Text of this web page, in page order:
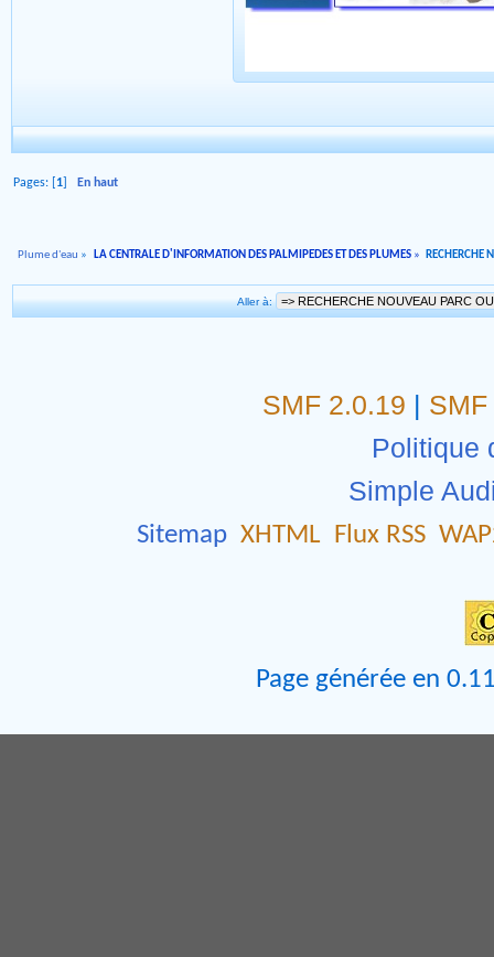
Pages: [ 1 En haut
Plume d'eau » LA CENTRALE D'INFORMATION DES PALMIPEDES ET DES PLUMES » RECHERCHE
Aller à:
SMF 2.0.19 |
Politique
Simple
Sitemap XHTML Flux RSS
Page générée en